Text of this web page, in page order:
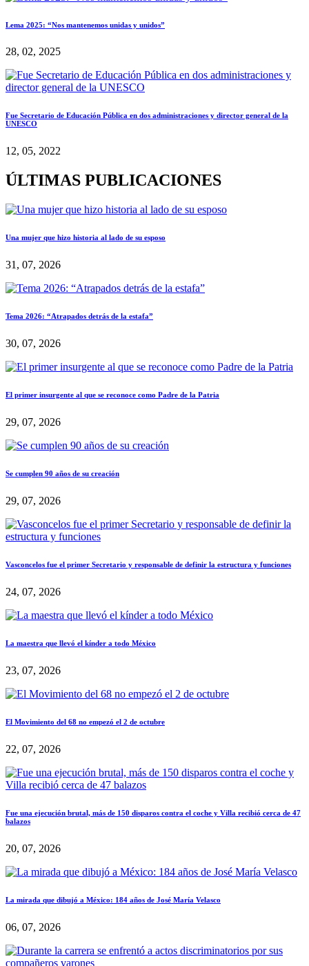
Lema 2025: “Nos mantenemos unidas y unidos”
28, 02, 2025
Fue Secretario de Educación Pública en dos administraciones y director general de la
UNESCO
12, 05, 2022
ÚLTIMAS PUBLICACIONES
Una mujer que hizo historia al lado de su esposo
31, 07, 2026
Tema 2026: “Atrapados detrás de la estafa”
30, 07, 2026
El primer insurgente al que se reconoce como Padre de la Patria
29, 07, 2026
Se cumplen 90 años de su creación
29, 07, 2026
Vasconcelos fue el primer Secretario y responsable de definir la estructura y funciones
24, 07, 2026
La maestra que llevó el kínder a todo México
23, 07, 2026
El Movimiento del 68 no empezó el 2 de octubre
22, 07, 2026
Fue una ejecución brutal, más de 150 disparos contra el coche y Villa recibió cerca de 47
balazos
20, 07, 2026
La mirada que dibujó a México: 184 años de José María Velasco
06, 07, 2026